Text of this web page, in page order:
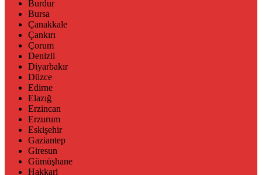
Burdur
Bursa
Çanakkale
Çankırı
Çorum
Denizli
Diyarbakır
Düzce
Edirne
Elazığ
Erzincan
Erzurum
Eskişehir
Gaziantep
Giresun
Gümüşhane
Hakkari